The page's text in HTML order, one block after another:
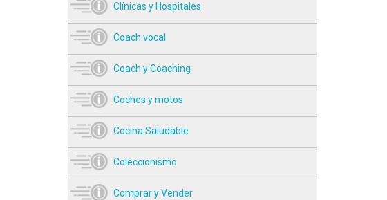
Clínicas y Hospitales
Coach vocal
Coach y Coaching
Coches y motos
Cocina Saludable
Coleccionismo
Comprar y Vender